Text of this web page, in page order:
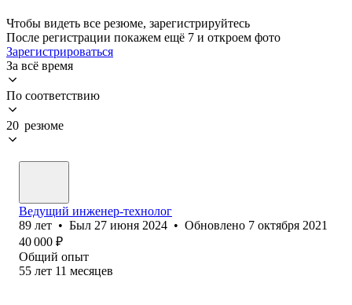
Чтобы видеть все резюме, зарегистрируйтесь
После регистрации покажем ещё 7 и откроем фото
Зарегистрироваться
За всё время
По соответствию
20 резюме
Ведущий инженер-технолог
89 лет • Был 27 июня 2024 • Обновлено 7 октября 2021
40 000 ₽
Общий опыт
55 лет 11 месяцев